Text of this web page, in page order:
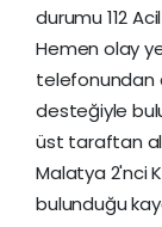
durumu 112
Hemen olay
telefonundan
desteğiyle
üst taraftan
Malatya 2'nci
bulunduğu